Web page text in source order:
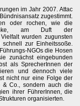
im Jahr 2007. Attac
zugestimmt.
oder rochen, wie die
Linke, am Duft der
wurden zugunsten
zur Einheitssoße.
NGOs die Hosen
zunächst eingebunden
als SprecherInnen der
und dennoch viele
nicht nur eine Folge der
& Co., sondern auch die
ihrer FührerInnen, die
organisierten.